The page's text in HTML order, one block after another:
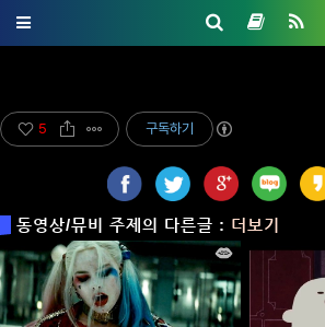
5 구독하기
동영상/뮤비 주제의 다른글 : 더보기